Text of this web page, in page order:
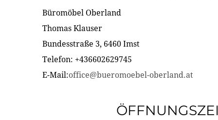
Büromöbel Oberland
Thomas Klauser
Bundesstraße 3, 6460 Imst
Telefon: +436602629745
E-Mail:office@bueromoebel-oberland.at